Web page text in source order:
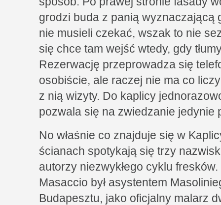
grodzi buda z panią wyznaczającą
nie musieli czekać, wszak to nie
się chce tam wejść wtedy, gdy
Rezerwację przeprowadza się
osobiście, ale raczej nie ma co
z nią wizyty. Do kaplicy
pozwala się na zwiedzanie jedynie
No właśnie co znajduje się w
ścianach spotykają się trzy
autorzy niezwykłego cyklu
Masaccio był asystentem
Budapesztu, jako oficjalny malarz